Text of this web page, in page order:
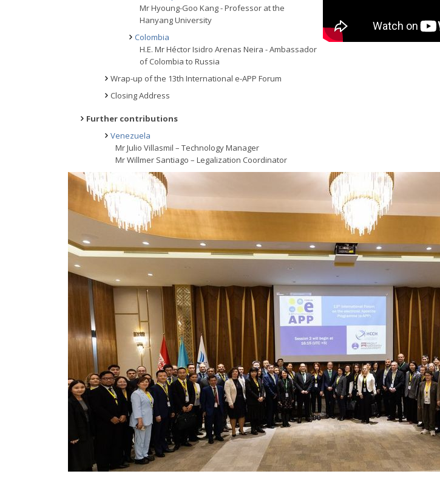
Mr Hyoung-Goo Kang - Professor at the
Hanyang University
Colombia
H.E. Mr Héctor Isidro Arenas Neira - Ambassador
of Colombia to Russia
Wrap-up of the 13th International e-APP Forum
Closing Address
Further contributions
Venezuela
Mr Julio Villasmil – Technology Manager
Mr Willmer Santiago – Legalization Coordinator